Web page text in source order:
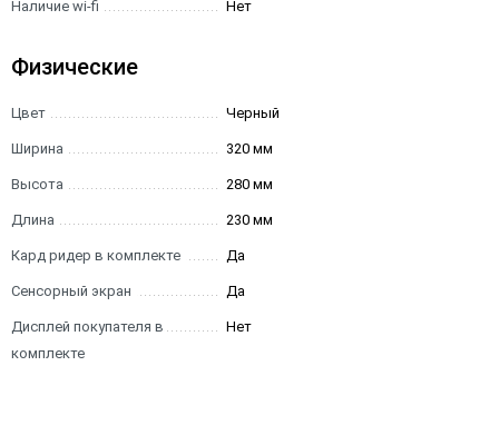
Наличие wi-fi Нет
Физические
Цвет Черный
Ширина 320 мм
Высота 280 мм
Длина 230 мм
Кард ридер в комплекте Да
Сенсорный экран Да
Дисплей покупателя в
комплекте
Нет